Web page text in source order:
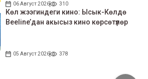
06 Август 2026 310
Көл жээгиндеги кино: Ысык-Көлдө
Beeline’дан акысыз кино көрсөтүлөр
05 Август 2026 378